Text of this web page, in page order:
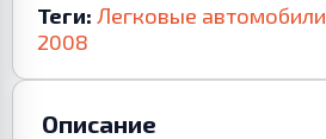
Теги: Легковые автомобили
2008
Описание